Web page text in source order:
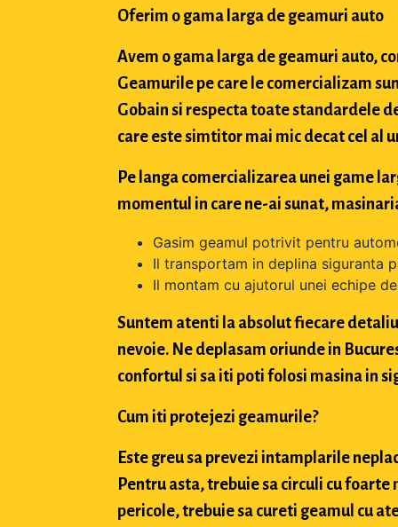
Oferim o gama larga de geamuri auto
Avem o gama larga de geamuri auto,
Geamurile pe care le comercializam
Gobain si respecta toate standardele
care este simtitor mai mic decat cel al
Pe langa comercializarea unei game
momentul in care ne-ai sunat,
Gasim geamul potrivit pentru
Il transportam in deplina siguranta
Il montam cu ajutorul unei echipe
Suntem atenti la absolut fiecare
nevoie. Ne deplasam oriunde in
confortul si sa iti poti folosi masina in
Cum iti protejezi geamurile?
Este greu sa prevezi intamplarile
Pentru asta, trebuie sa circuli cu
pericole, trebuie sa cureti geamul cu